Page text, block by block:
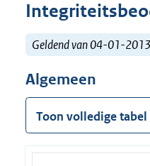
Geldend van 04-01-
Algemeen
Toon volledige tabel